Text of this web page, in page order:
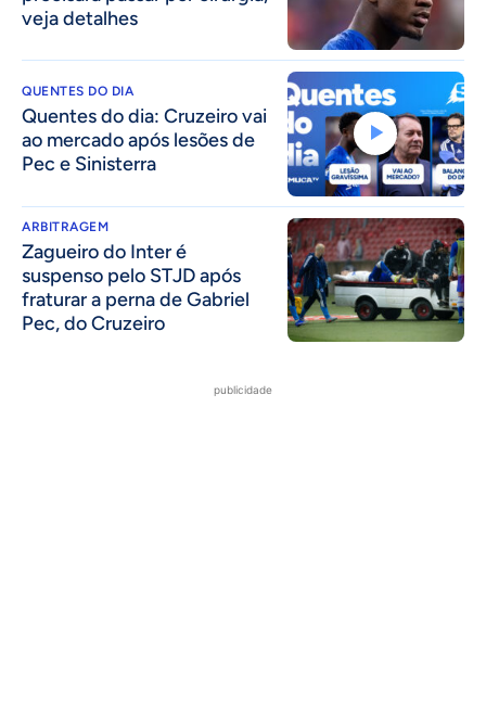
veja detalhes
QUENTES DO DIA
Quentes do dia: Cruzeiro vai
ao mercado após lesões de
Pec e Sinisterra
ARBITRAGEM
Zagueiro do Inter é
suspenso pelo STJD após
fraturar a perna de Gabriel
Pec, do Cruzeiro
publicidade